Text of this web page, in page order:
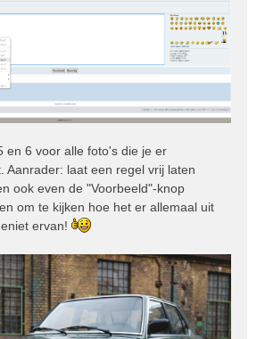
en 6 voor alle foto's die je er
Aanrader: laat een regel vrij laten
ook even de "Voorbeeld"-knop
om te kijken hoe het er allemaal uit
ervan!